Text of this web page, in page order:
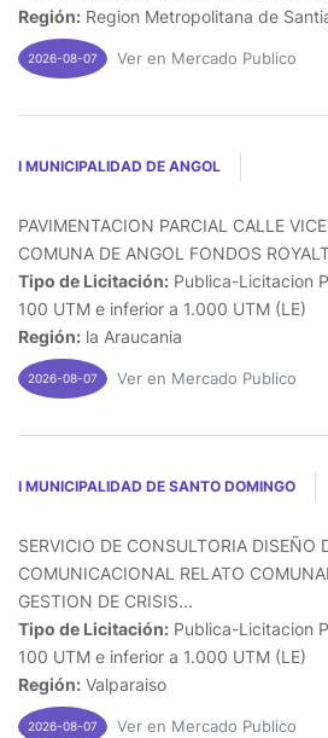
Región: Region Metropolitana de
2026-08-07 Ver en Mercado Publico
I MUNICIPALIDAD DE ANGOL
PAVIMENTACION PARCIAL CALLE
COMUNA DE ANGOL FONDOS
Tipo de Licitación: Publica-Licitacion
100 UTM e inferior a 1.000 UTM (LE)
Región: la Araucania
2026-08-07 Ver en Mercado Publico
I MUNICIPALIDAD DE SANTO DOMINGO
SERVICIO DE CONSULTORIA DISEÑO
COMUNICACIONAL RELATO
GESTION DE CRISIS...
Tipo de Licitación: Publica-Licitacion
100 UTM e inferior a 1.000 UTM (LE)
Región: Valparaiso
2026-08-07 Ver en Mercado Publico